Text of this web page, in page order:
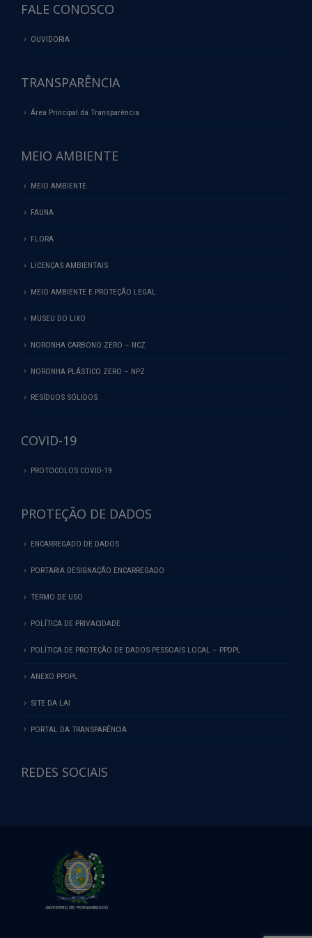
FALE CONOSCO
OUVIDORIA
TRANSPARÊNCIA
Área Principal da Transparência
MEIO AMBIENTE
MEIO AMBIENTE
FAUNA
FLORA
LICENÇAS AMBIENTAIS
MEIO AMBIENTE E PROTEÇÃO LEGAL
MUSEU DO LIXO
NORONHA CARBONO ZERO – NCZ
NORONHA PLÁSTICO ZERO – NPZ
RESÍDUOS SÓLIDOS
COVID-19
PROTOCOLOS COVID-19
PROTEÇÃO DE DADOS
ENCARREGADO DE DADOS
PORTARIA DESIGNAÇÃO ENCARREGADO
TERMO DE USO
POLÍTICA DE PRIVACIDADE
POLÍTICA DE PROTEÇÃO DE DADOS PESSOAIS LOCAL – PPDPL
ANEXO PPDPL
SITE DA LAI
PORTAL DA TRANSPARÊNCIA
REDES SOCIAIS